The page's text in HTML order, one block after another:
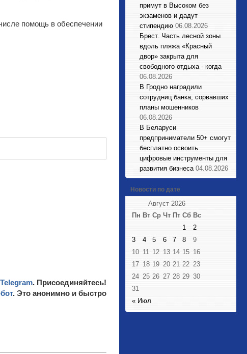
помощь в обеспечении
Telegram. Присоединяйтесь!
. Это анонимно и быстро
примут в Высоком без
экзаменов и дадут
стипендию 06.08.2026
Брест. Часть лесной зоны
вдоль пляжа «Красный
двор» закрыта для
свободного отдыха - когда
06.08.2026
В Гродно наградили
сотрудниц банка, сорвавших
планы мошенников
06.08.2026
В Беларуси
предприниматели 50+ смогут
бесплатно освоить
цифровые инструменты для
развития бизнеса 04.08.2026
Новости по дате
Август 2026
Пн Вт Ср Чт Пт Сб Вс
« Июл
1
2
3
4 5 6 7 8
9
10 11 12 13 14 15 16
17 18 19 20 21 22 23
24 25 26 27 28 29 30
31